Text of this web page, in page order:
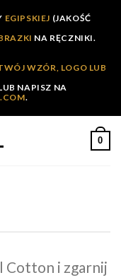
EGIPSKIEJ (JAKOŚĆ
NA RĘCZNIKI.
WZÓR, LOGO LUB
NAPISZ NA
.
0
Cotton i zgarnij